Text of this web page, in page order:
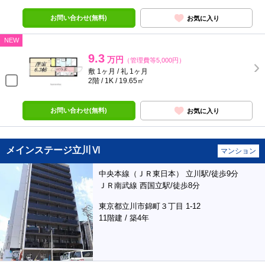
お問い合わせ(無料) お気に入り
NEW
9.3 万円 （管理費等5,000円）
敷 1ヶ月 / 礼 1ヶ月
2階 / 1K / 19.65㎡
お問い合わせ(無料) お気に入り
メインステージ立川Ⅵ マンション
中央本線（ＪＲ東日本） 立川駅/徒歩9分
ＪＲ南武線 西国立駅/徒歩8分
東京都立川市錦町３丁目 1-12
11階建 / 築4年